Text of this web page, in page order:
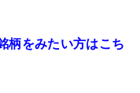
柄をみたい方はこち